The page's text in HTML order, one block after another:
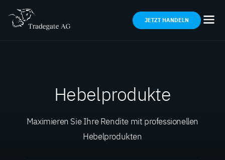
JETZT HANDELN
Hebelprodukte
Maximieren Sie Ihre Rendite mit professionellen
Hebelprodukten